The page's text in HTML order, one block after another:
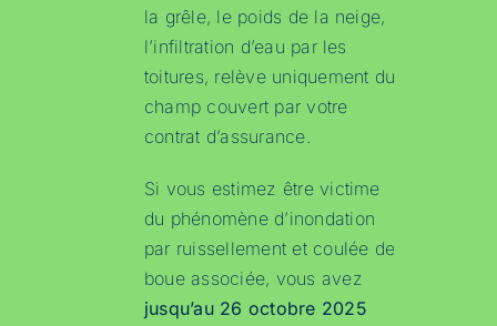
la grêle, le poids de la neige,
l’infiltration d’eau par les
toitures, relève uniquement du
champ couvert par votre
contrat d’assurance.
Si vous estimez être victime
du phénomène d’inondation
par ruissellement et coulée de
boue associée, vous avez
jusqu’au 26 octobre 2025